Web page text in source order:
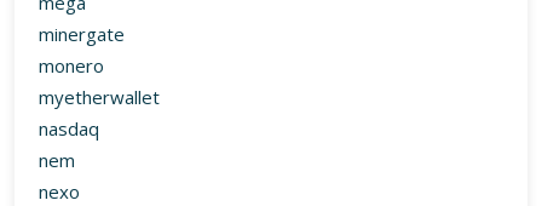
minergate
monero
myetherwallet
nasdaq
nem
nexo